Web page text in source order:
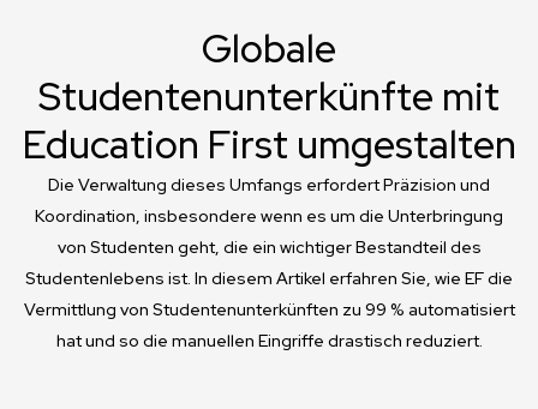
Globale
Studentenunterkünfte mit
Education First umgestalten
Die Verwaltung dieses Umfangs erfordert Präzision und
Koordination, insbesondere wenn es um die Unterbringung
von Studenten geht, die ein wichtiger Bestandteil des
Studentenlebens ist. In diesem Artikel erfahren Sie, wie EF die
Vermittlung von Studentenunterkünften zu 99 % automatisiert
hat und so die manuellen Eingriffe drastisch reduziert.